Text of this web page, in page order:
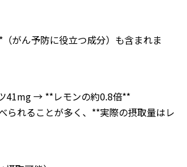
がん予防に役立つ成分）も含まれま
41mg → **レモンの約0.8倍**
られることが多く、**実際の摂取量はレ